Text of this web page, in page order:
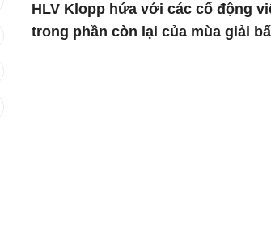
HLV Klopp hứa với các cổ động
trong phần còn lại của mùa giải